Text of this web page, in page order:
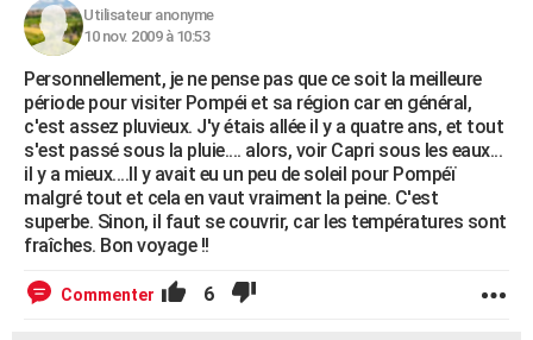
Utilisateur anonyme
10 nov. 2009 à 10:53
Personnellement, je ne pense pas que ce soit la meilleure
période pour visiter Pompéi et sa région car en général,
c'est assez pluvieux. J'y étais allée il y a quatre ans, et tout
s'est passé sous la pluie.... alors, voir Capri sous les eaux...
il y a mieux....Il y avait eu un peu de soleil pour Pompéï
malgré tout et cela en vaut vraiment la peine. C'est
superbe. Sinon, il faut se couvrir, car les températures sont
fraîches. Bon voyage !!
Commenter 6